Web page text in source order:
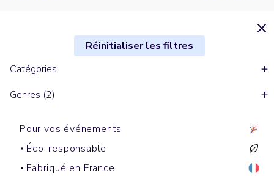
Réinitialiser les filtres
Catégories
Genres (2)
Pour vos événements
Éco-responsable
Fabriqué en France